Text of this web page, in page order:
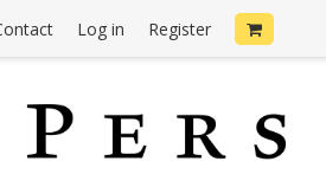
Log in Register